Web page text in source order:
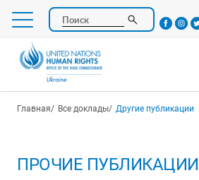
Перейти
основному
содержанию
Поиск
Строка навигации
Главная Все доклады Другие публикации
ПРОЧИЕ ПУБЛИКАЦИИ